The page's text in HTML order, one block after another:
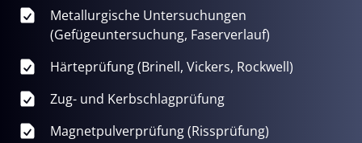
Metallurgische Untersuchungen
(Gefügeuntersuchung, Faserverlauf)
Härteprüfung (Brinell, Vickers, Rockwell)
Zug- und Kerbschlagprüfung
Magnetpulverprüfung (Rissprüfung)